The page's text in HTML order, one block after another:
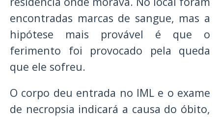
encontradas marcas de sangue, mas a
hipótese mais provável é que o
ferimento foi provocado pela queda
que ele sofreu.
O corpo deu entrada no IML e o exame
de necropsia indicará a causa do óbito,